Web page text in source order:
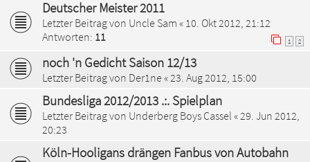
Deutscher Meister 2011
Letzter Beitrag von Uncle Sam « 10. Okt 2012, 21:12
Antworten: 11 1 2
noch 'n Gedicht Saison 12/13
Letzter Beitrag von Der1ne «23. Aug 2012, 15:00
Bundesliga 2012/2013 .:. Spielplan
Letzter Beitrag von Underberg Boys Cassel «29. Jun 2012,
20:23
Köln-Hooligans drängen Fanbus von Autobahn